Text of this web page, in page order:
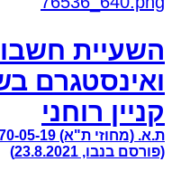
השעיית
ואינסטגרם
קניין רוחני
(פורסם בנבו, 23.8.2021)